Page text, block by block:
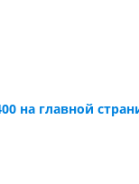
на главной